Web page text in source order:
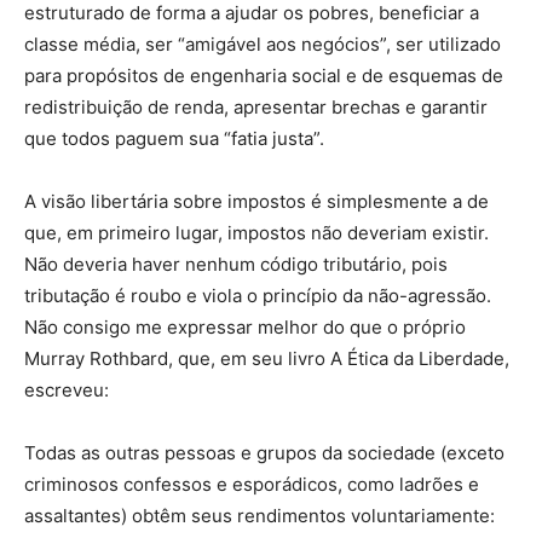
estruturado de forma a ajudar os pobres, beneficiar a
classe média, ser “amigável aos negócios”, ser utilizado
para propósitos de engenharia social e de esquemas de
redistribuição de renda, apresentar brechas e garantir
que todos paguem sua “fatia justa”.
A visão libertária sobre impostos é simplesmente a de
que, em primeiro lugar, impostos não deveriam existir.
Não deveria haver nenhum código tributário, pois
tributação é roubo e viola o princípio da não-agressão.
Não consigo me expressar melhor do que o próprio
Murray Rothbard, que, em seu livro A Ética da Liberdade,
escreveu:
Todas as outras pessoas e grupos da sociedade (exceto
criminosos confessos e esporádicos, como ladrões e
assaltantes) obtêm seus rendimentos voluntariamente: